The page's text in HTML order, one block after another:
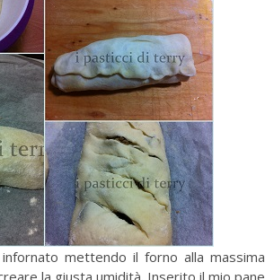
mettendo il forno alla massima